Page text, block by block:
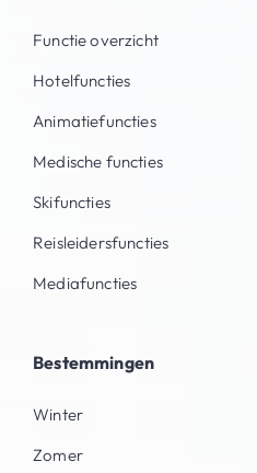
Functie overzicht
Hotelfuncties
Animatiefuncties
Medische functies
Skifuncties
Reisleidersfuncties
Mediafuncties
Bestemmingen
Winter
Zomer